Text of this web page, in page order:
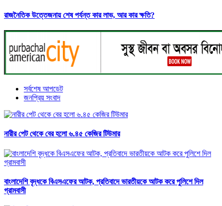
রাজনৈতিক উত্তেজনায় শেষ পর্যন্ত কার লাভ, আর কার ক্ষতি?
সর্বশেষ আপডেট
জনপ্রিয় সংবাদ
নারীর পেট থেকে বের হলো ৬.৪৫ কেজির টিউমার
বাংলাদেশি বৃদ্ধকে বিএসএফের আটক, প্রতিবাদে ভারতীয়কে আটক করে পুলিশে দিল
গ্রামবাসী